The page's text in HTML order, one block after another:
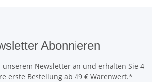
Abonnieren
unserem Newsletter an und erhalten Sie 4
erste Bestellung ab 49 € Warenwert.*